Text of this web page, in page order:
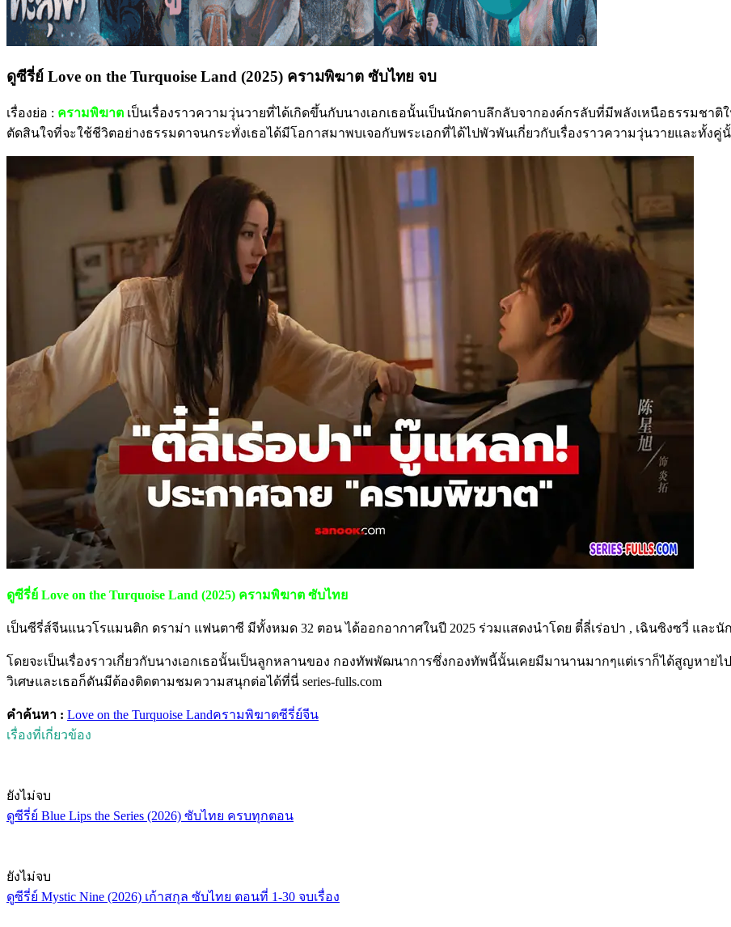
ดูซีรี่ย์ Love on the Turquoise Land (2025) ครามพิฆาต ซับไทย จบ
เรื่องย่อ : ครามพิฆาต เป็นเรื่องราวความวุ่นวายที่ได้เกิดขึ้นกับนางเอกเธอนั้นเป็นนักดาบลึกลับจากองค์กรลับที่มีพลังเหนือธรรมช
ตัดสินใจที่จะใช้ชีวิตอย่างธรรมดาจนกระทั่งเธอได้มีโอกาสมาพบเจอกับพระเอกที่ได้ไปพัวพันเกี่ยวกับเรื่องราวความวุ่นวายและทั้งคู่
ดูซีรี่ย์ Love on the Turquoise Land (2025) ครามพิฆาต ซับไทย
เป็นซีรี่ส์จีนแนวโรแมนติก ดราม่า แฟนตาซี มีทั้งหมด 32 ตอน ได้ออกอากาศในปี 2025 ร่วมแสดงนำโดย ตี๋ลี่เร่อปา , เฉินซิงซวี่ และ
โดยจะเป็นเรื่องราวเกี่ยวกับนางเอกเธอนั้นเป็นลูกหลานของ กองทัพพัฒนาการซึ่งกองทัพนี้นั้นเคยมีมานานมากๆแต่เราก็ได้สูญหา
วิเศษและเธอก็ดันมีต้องติดตามชมความสนุกต่อได้ที่นี่ series-fulls.com
คำค้นหา : Love on the Turquoise Landครามพิฆาตซีรี่ย์จีน
เรื่องที่เกี่ยวข้อง
ยังไม่จบ
ดูซีรี่ย์ Blue Lips the Series (2026) ซับไทย ครบทุกตอน
ยังไม่จบ
ดูซีรี่ย์ Mystic Nine (2026) เก้าสกุล ซับไทย ตอนที่ 1-30 จบเรื่อง